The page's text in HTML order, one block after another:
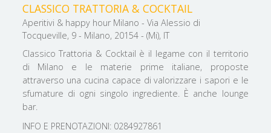
CLASSICO TRATTORIA & COCKTAIL
Aperitivi & happy hour Milano - Via Alessio di
Tocqueville, 9 - Milano, 20154 - (Mi), IT
Classico Trattoria & Cocktail è il legame con il territorio
di Milano e le materie prime italiane, proposte
attraverso una cucina capace di valorizzare i sapori e le
sfumature di ogni singolo ingrediente. È anche lounge
bar.
INFO E PRENOTAZIONI: 0284927861